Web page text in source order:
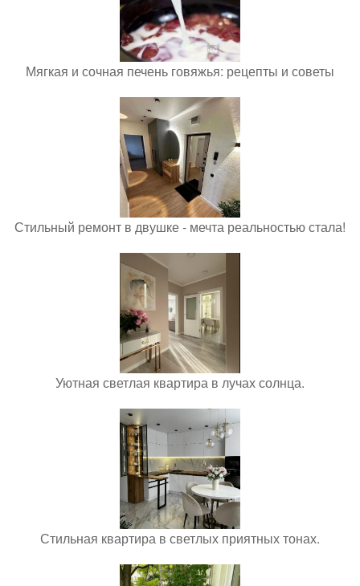
Мягкая и сочная печень говяжья: рецепты и советы
Стильный ремонт в двушке - мечта реальностью стала!
Уютная светлая квартира в лучах солнца.
Стильная квартира в светлых приятных тонах.